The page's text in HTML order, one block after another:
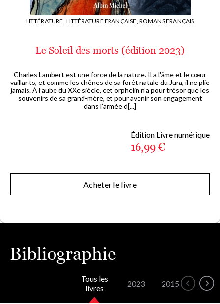
LITTÉRATURE, LITTÉRATURE FRANÇAISE, ROMANS FRANÇAIS
Le Soleil des morts (édition 2023)
Charles Lambert est une force de la nature. Il a l'âme et le cœur
vaillants, et comme les chênes de sa forêt natale du Jura, il ne plie
jamais. À l’aube du XXe siècle, cet orphelin n’a pour trésor que les
souvenirs de sa grand-mère, et pour avenir son engagement
dans l’armée d[...]
Édition Livre numérique
16,99 €
Acheter le livre
Bibliographie
Tous les
livres
2023 2015 2014